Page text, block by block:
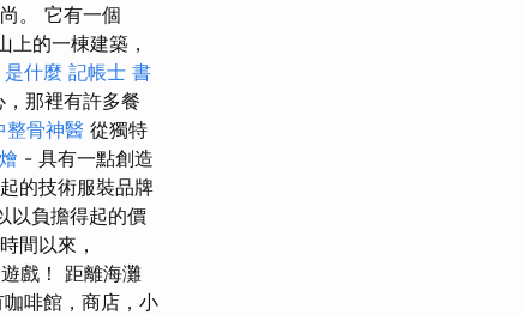
。 它有一個
上的一棟建築，
什麼 記帳士 書
那裡有許多餐
整骨神醫 從獨特
- 具有一點創造
的技術服裝品牌
以負擔得起的價
間以來，
戲！ 距離海灘
啡館，商店，小